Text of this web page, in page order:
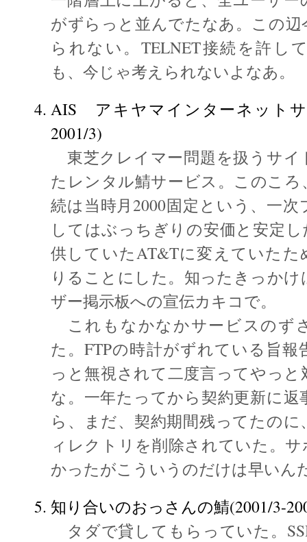
がずらっと並んでたなあ。この
られない。TELNET接続を許し
も、今じゃ考えられないよなあ。
AIS アキヤマインターネットサ
2001/3)
東芝クレイマー問題を扱うサイ
たレンタル鯖サービス。このこ
続は当時月2000固定という、一
してはぶっちぎりの安価と安定
供していたAT&Tに変えていたた
りることにした。知ったきっかけ
ザー掲示板への宣伝カキコで。
これもなかなかサービスのず
た。FTPの時計がずれている旨報
っと無視されて二度言ってやっ
な。一年たってから契約更新に
ら、まだ、契約期間残ってたの
ィレクトリを削除されていた。
かったがこういうのだけは早いん
知り合いのおっさんの鯖(2001/3-
タダで貸してもらっていた。